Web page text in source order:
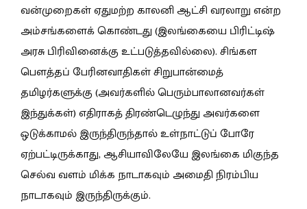
வன்முறைகள் ஏதுமற்ற காலனி ஆட்சி வரலாறு என்ற
அம்சங்களைக் கொண்டது (இலங்கையை பிரிட்டிஷ்
அரசு பிரிவினைக்கு உட்படுத்தவில்லை). சிங்கள
பௌத்தப் பேரினவாதிகள் சிறுபான்மைத்
தமிழர்களுக்கு (அவர்களில் பெரும்பாலானவர்கள்
இந்துக்கள்) எதிராகத் திரண்டெழுந்து அவர்களை
ஒடுக்காமல் இருந்திருந்தால் உள்நாட்டுப் போரே
ஏற்பட்டிருக்காது, ஆசியாவிலேயே இலங்கை மிகுந்த
செல்வ வளம் மிக்க நாடாகவும் அமைதி நிரம்பிய
நாடாகவும் இருந்திருக்கும்.